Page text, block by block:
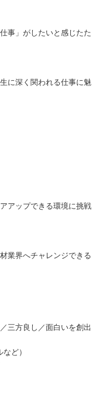
事」がしたいと感じたた
に深く関われる仕事に魅
アップできる環境に挑戦
業界へチャレンジできる
三方良し／面白いを創出
ど）